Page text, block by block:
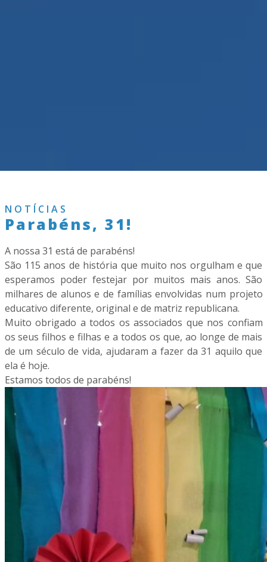
NOTÍCIAS
Parabéns, 31!
A nossa 31 está de parabéns!
São 115 anos de história que muito nos orgulham e que
esperamos poder festejar por muitos mais anos. São
milhares de alunos e de famílias envolvidas num projeto
educativo diferente, original e de matriz republicana.
Muito obrigado a todos os associados que nos confiam
os seus filhos e filhas e a todos os que, ao longe de mais
de um século de vida, ajudaram a fazer da 31 aquilo que
ela é hoje.
Estamos todos de parabéns!